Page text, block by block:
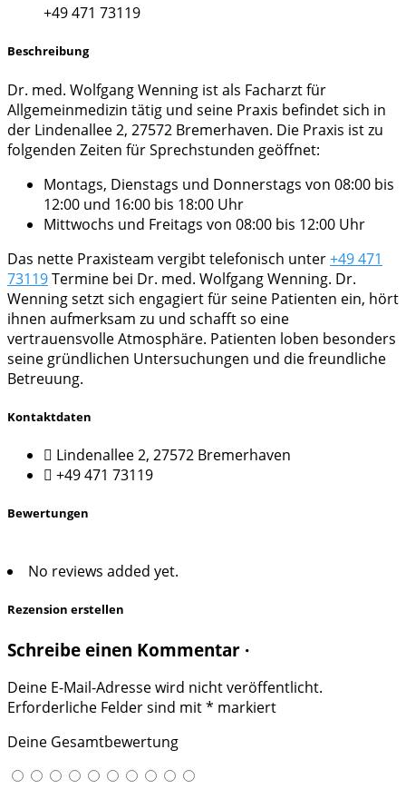
+49 471 73119
Beschreibung
Dr. med. Wolfgang Wenning ist als Facharzt für
Allgemeinmedizin tätig und seine Praxis befindet sich in
der Lindenallee 2, 27572 Bremerhaven. Die Praxis ist zu
folgenden Zeiten für Sprechstunden geöffnet:
Montags, Dienstags und Donnerstags von 08:00 bis
12:00 und 16:00 bis 18:00 Uhr
Mittwochs und Freitags von 08:00 bis 12:00 Uhr
Das nette Praxisteam vergibt telefonisch unter+49 471
73119Termine bei Dr. med. Wolfgang Wenning. Dr.
Wenning setzt sich engagiert für seine Patienten ein, hört
ihnen aufmerksam zu und schafft so eine
vertrauensvolle Atmosphäre. Patienten loben besonders
seine gründlichen Untersuchungen und die freundliche
Betreuung.
Kontaktdaten
Lindenallee 2, 27572 Bremerhaven
+49 471 73119
Bewertungen
No reviews added yet.
Rezension erstellen
Schreibe einen Kommentar ·
Deine E-Mail-Adresse wird nicht veröffentlicht.
Erforderliche Felder sind mit* markiert
Deine Gesamtbewertung